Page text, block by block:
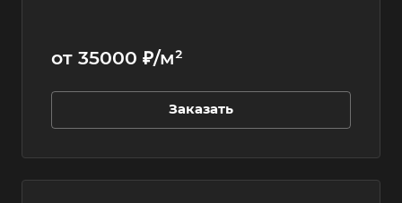
от 35000 ₽/м²
Заказать